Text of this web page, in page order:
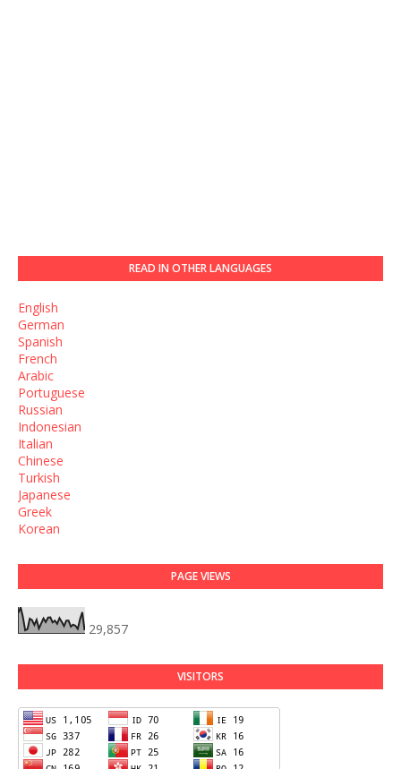
READ IN OTHER LANGUAGES
English
German
Spanish
French
Arabic
Portuguese
Russian
Indonesian
Italian
Chinese
Turkish
Japanese
Greek
Korean
PAGE VIEWS
29,857
VISITORS